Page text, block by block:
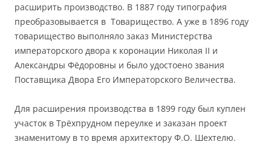
расширить производство. В 1887 году типография
преобразовывается в Товарищество. А уже в 1896 году
товарищество выполняло заказ Министерства
императорского двора к коронации Николая II и
Александры Фёдоровны и было удостоено звания
Поставщика Двора Его Императорского Величества.
Для расширения производства в 1899 году был куплен
участок в Трёхпрудном переулке и заказан проект
знаменитому в то время архитектору Ф.О. Шехтелю.